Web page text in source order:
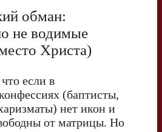
обман:
не водимые
Христа)
если в
(баптисты,
нет икон и
от матрицы. Но